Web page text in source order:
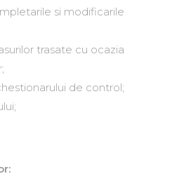
si modificarile
trasate cu ocazia
de control;